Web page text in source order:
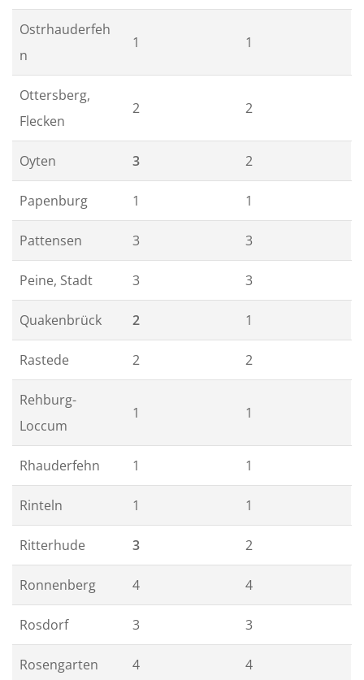
Ostrhauderfeh
n
1 1
Ottersberg,
Flecken
2 2
Oyten 3 2
Papenburg 1 1
Pattensen 3 3
Peine, Stadt 3 3
Quakenbrück 2 1
Rastede 2 2
Rehburg-
Loccum
1 1
Rhauderfehn 1 1
Rinteln 1 1
Ritterhude 3 2
Ronnenberg 4 4
Rosdorf 3 3
Rosengarten 4 4